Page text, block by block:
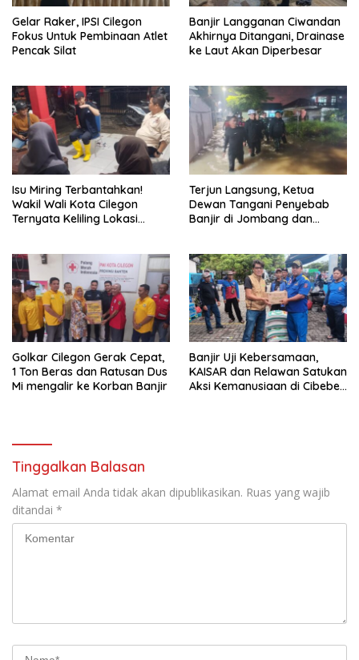
Gelar Raker, IPSI Cilegon
Fokus Untuk Pembinaan Atlet
Pencak Silat
Banjir Langganan Ciwandan
Akhirnya Ditangani, Drainase
ke Laut Akan Diperbesar
Isu Miring Terbantahkan!
Wakil Wali Kota Cilegon
Ternyata Keliling Lokasi
Terjun Langsung, Ketua
Dewan Tangani Penyebab
Banjir di Jombang dan
Golkar Cilegon Gerak Cepat,
1 Ton Beras dan Ratusan Dus
Mi mengalir ke Korban Banjir
Banjir Uji Kebersamaan,
KAISAR dan Relawan Satukan
Aksi Kemanusiaan di Cibeber
Tinggalkan Balasan
Alamat email Anda tidak akan dipublikasikan. Ruas yang wajib
ditandai *